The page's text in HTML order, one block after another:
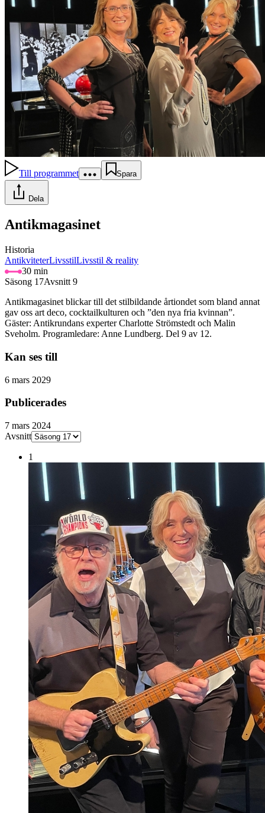
Till programmet Spara
Dela
Antikmagasinet
Historia
AntikviteterLivsstilLivsstil & reality
30 min
Säsong 17Avsnitt 9
Antikmagasinet blickar till det stilbildande årtiondet som bland annat
gav oss art deco, cocktailkulturen och ”den nya fria kvinnan”.
Gäster: Antikrundans experter Charlotte Strömstedt och Malin
Sveholm. Programledare: Anne Lundberg. Del 9 av 12.
Kan ses till
6 mars 2029
Publicerades
7 mars 2024
Avsnitt
1